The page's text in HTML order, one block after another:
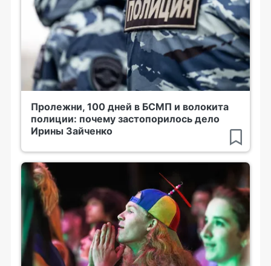
Пролежни, 100 дней в БСМП и волокита
полиции: почему застопорилось дело
Ирины Зайченко